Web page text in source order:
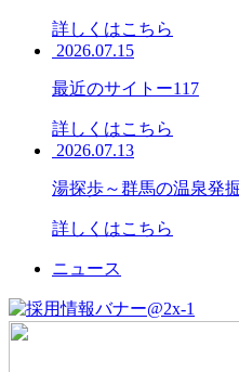
詳しくはこちら
2026.07.15
最近のサイトー117
詳しくはこちら
2026.07.13
湯探歩～群馬の温泉発
詳しくはこちら
ニュース